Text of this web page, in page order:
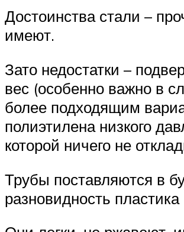
Достоинства стали –
имеют.
Зато недостатки –
вес (особенно важно в
более подходящим
полиэтилена низкого
которой ничего не
Трубы поставляются в
разновидность